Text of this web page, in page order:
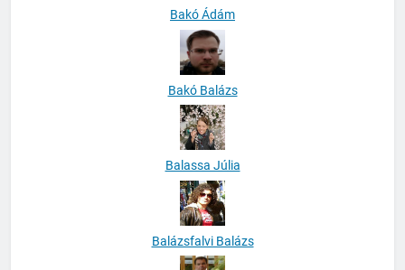
Bakó Ádám
Bakó Balázs
Balassa Júlia
Balázsfalvi Balázs